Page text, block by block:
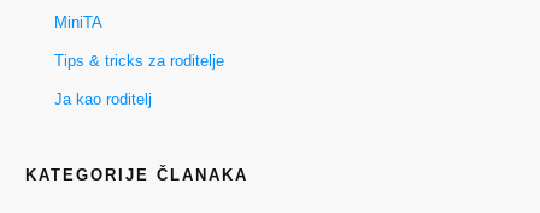
MiniTA
Tips & tricks za roditelje
Ja kao roditelj
KATEGORIJE ČLANAKA